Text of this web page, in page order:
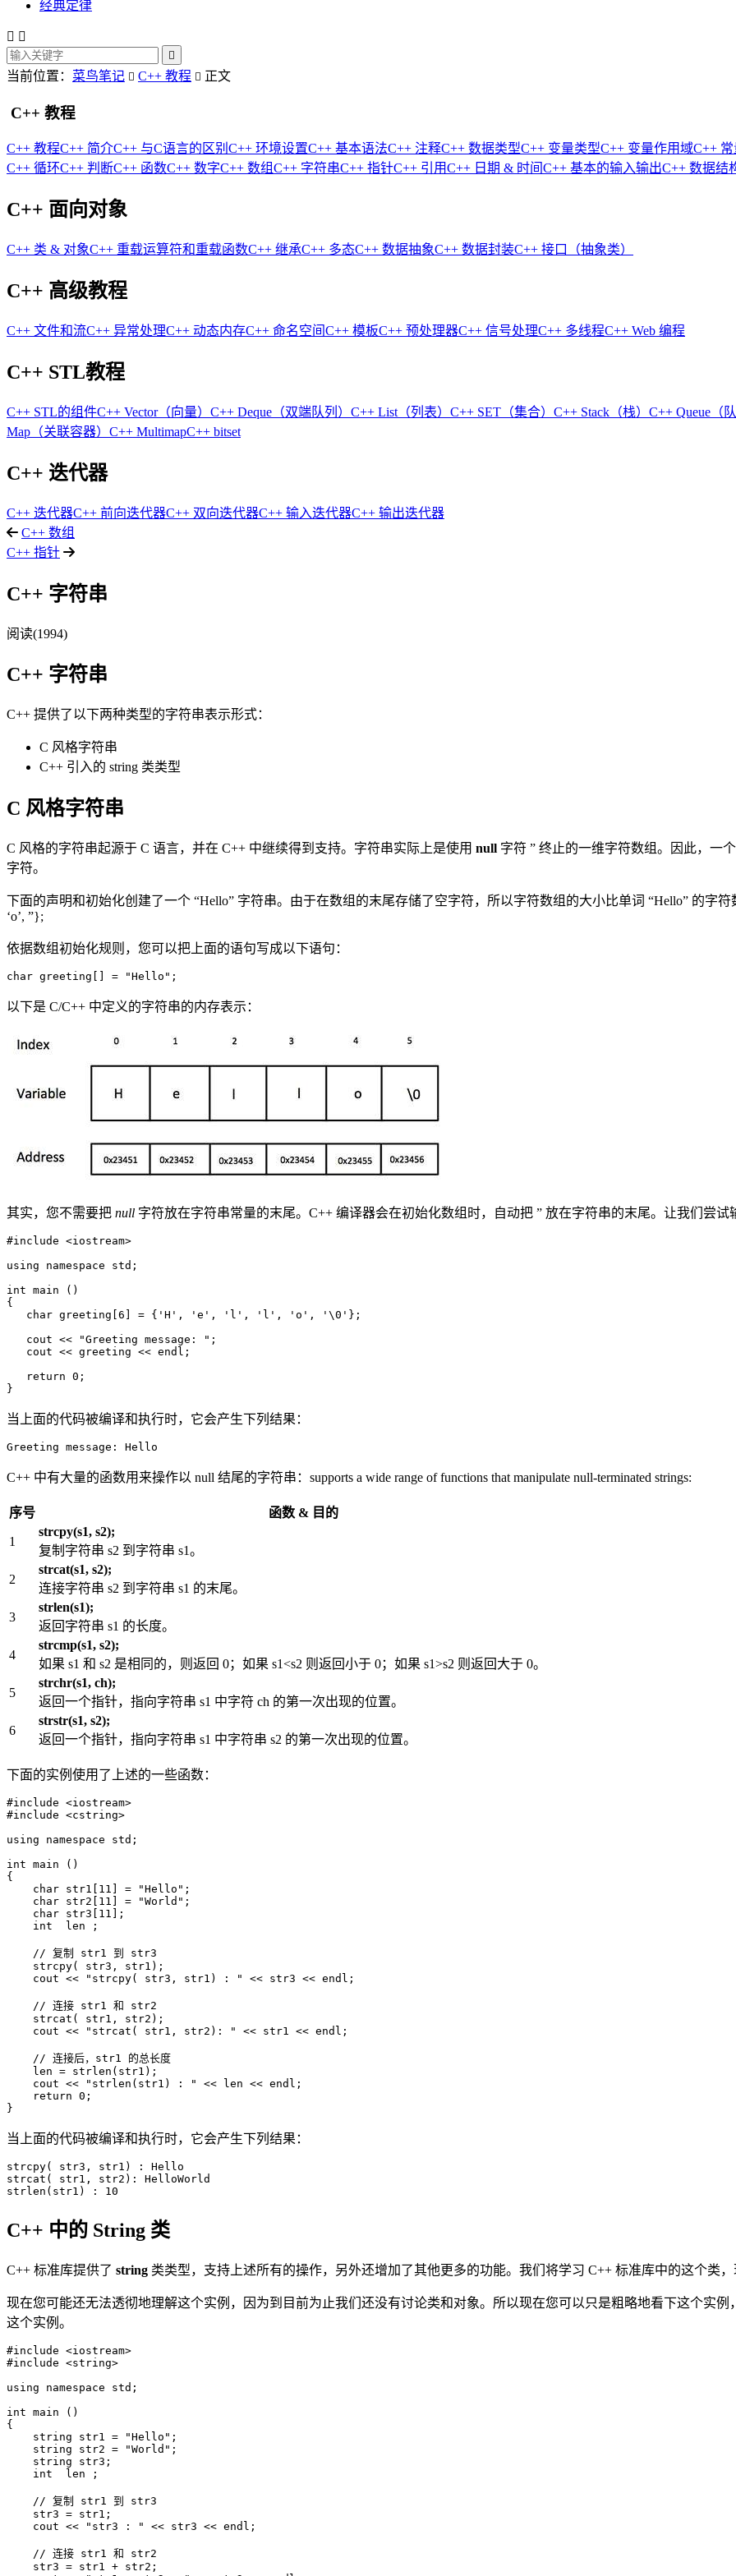
经典定律
 

当前位置： 菜鸟笔记  C++ 教程  正文
C++ 教程
C++ 教程C++ 简介C++ 与C语言的区别 C++ 环境设置C++ 基本语法C++ 注释C++ 数据类型C++ 变量类型C++ 变量作用域C++
C++ 循环C++ 判断C++ 函数C++ 数字C++ 数组C++ 字符串C++ 指针C++ 引用C++ 日期 & 时间C++ 基本的输入输出C++ 数据结
C++ 面向对象
C++ 类 & 对象C++ 重载运算符和重载函数C++ 继承C++ 多态C++ 数据抽象C++ 数据封装C++ 接口（抽象类）
C++ 高级教程
C++ 文件和流C++ 异常处理C++ 动态内存C++ 命名空间C++ 模板C++ 预处理器C++ 信号处理C++ 多线程C++ Web 编程
C++ STL教程
C++ STL的组件C++ Vector（向量） C++ Deque（双端队列） C++ List（列表） C++ SET（集合） C++ Stack（栈） C++ Queue（队
Map（关联容器） C++ MultimapC++ bitset
C++ 迭代器
C++ 迭代器C++ 前向迭代器C++ 双向迭代器C++ 输入迭代器C++ 输出迭代器
C++ 数组
C++ 指针
C++ 字符串
阅读(1994)
C++ 字符串
C++ 提供了以下两种类型的字符串表示形式：
C 风格字符串
C++ 引入的 string 类类型
C 风格字符串
C 风格的字符串起源于 C 语言，并在 C++ 中继续得到支持。字符串实际上是使用 null 字符 ” 终止的一维字符数组。因此，一
字符。
下面的声明和初始化创建了一个 “Hello” 字符串。由于在数组的末尾存储了空字符，所以字符数组的大小比单词 “Hello” 的字符
‘o’, ”};
依据数组初始化规则，您可以把上面的语句写成以下语句：
char greeting[] = "Hello";
以下是 C/C++ 中定义的字符串的内存表示：
其实，您不需要把 null 字符放在字符串常量的末尾。C++ 编译器会在初始化数组时，自动把 ” 放在字符串的末尾。让我们尝试
#include <iostream>
using namespace std;
int main ()
{
   char greeting[6] = {'H', 'e', 'l', 'l', 'o', '\0'};
   cout << "Greeting message: ";
   cout << greeting << endl;
   return 0;
}
当上面的代码被编译和执行时，它会产生下列结果：
Greeting message: Hello
C++ 中有大量的函数用来操作以 null 结尾的字符串：supports a wide range of functions that manipulate null-terminated strings:
序号 函数 & 目的
1
strcpy(s1, s2);
复制字符串 s2 到字符串 s1。
2
strcat(s1, s2);
连接字符串 s2 到字符串 s1 的末尾。
3
strlen(s1);
返回字符串 s1 的长度。
4
strcmp(s1, s2);
如果 s1 和 s2 是相同的，则返回 0；如果 s1<s2 则返回小于 0；如果 s1>s2 则返回大于 0。
5
strchr(s1, ch);
返回一个指针，指向字符串 s1 中字符 ch 的第一次出现的位置。
6
strstr(s1, s2);
返回一个指针，指向字符串 s1 中字符串 s2 的第一次出现的位置。
下面的实例使用了上述的一些函数：
#include <iostream>
#include <cstring>
using namespace std;
int main ()
{
    char str1[11] = "Hello";
    char str2[11] = "World";
    char str3[11];
    int  len ;
    // 复制 str1 到 str3
    strcpy( str3, str1);
    cout << "strcpy( str3, str1) : " << str3 << endl;
    // 连接 str1 和 str2
    strcat( str1, str2);
    cout << "strcat( str1, str2): " << str1 << endl;
    // 连接后，str1 的总长度
    len = strlen(str1);
    cout << "strlen(str1) : " << len << endl;
    return 0;
}
当上面的代码被编译和执行时，它会产生下列结果：
strcpy( str3, str1) : Hello
strcat( str1, str2): HelloWorld
strlen(str1) : 10
C++ 中的 String 类
C++ 标准库提供了 string 类类型，支持上述所有的操作，另外还增加了其他更多的功能。我们将学习 C++ 标准库中的这个类
现在您可能还无法透彻地理解这个实例，因为到目前为止我们还没有讨论类和对象。所以现在您可以只是粗略地看下这个实
这个实例。
#include <iostream>
#include <string>
using namespace std;
int main ()
{
    string str1 = "Hello";
    string str2 = "World";
    string str3;
    int  len ;
    // 复制 str1 到 str3
    str3 = str1;
    cout << "str3 : " << str3 << endl;
    // 连接 str1 和 str2
    str3 = str1 + str2;